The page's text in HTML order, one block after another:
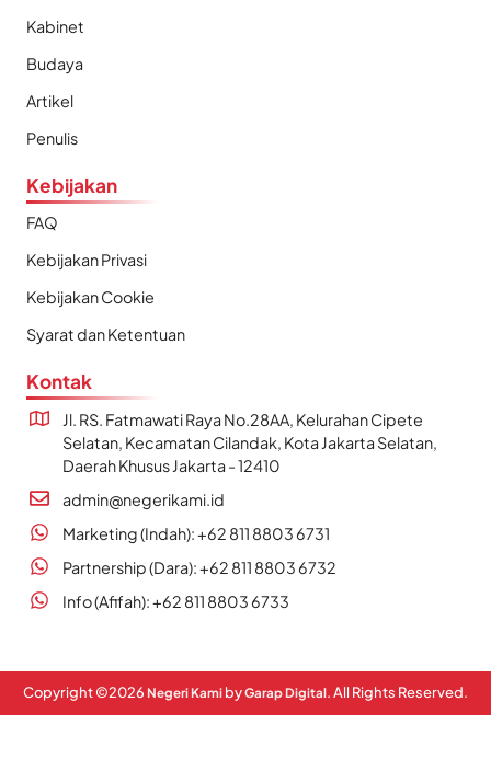
Kabinet
Budaya
Artikel
Penulis
Kebijakan
FAQ
Kebijakan Privasi
Kebijakan Cookie
Syarat dan Ketentuan
Kontak
Jl. RS. Fatmawati Raya No.28AA, Kelurahan Cipete
Selatan, Kecamatan Cilandak, Kota Jakarta Selatan,
Daerah Khusus Jakarta - 12410
admin@negerikami.id
Marketing (Indah): +62 811 8803 6731
Partnership (Dara): +62 811 8803 6732
Info (Afifah): +62 811 8803 6733
Copyright ©2026 Negeri Kami byGarap Digital. All Rights Reserved.